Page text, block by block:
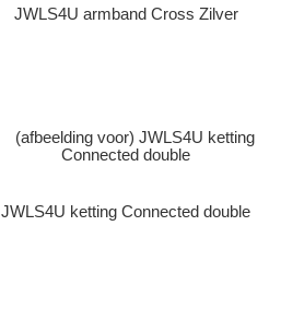
JWLS4U armband Cross Zilver
JWLS4U ketting Connected double